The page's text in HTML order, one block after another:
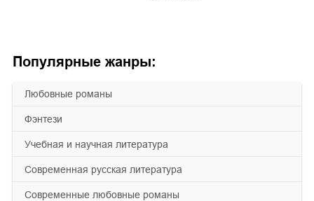
Популярные жанры:
любовные романы
фэнтези
учебная и научная литература
современная русская литература
современные любовные романы